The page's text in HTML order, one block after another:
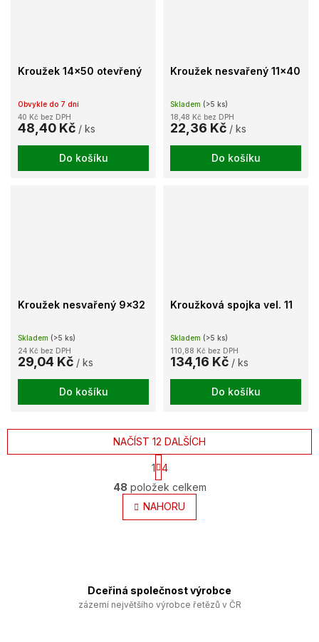
Kroužek 14x50 otevřený
Obvykle do 7 dní
40 Kč bez DPH
48,40 Kč / ks
Do košíku
Kroužek nesvařený 11x40
Skladem (>5 ks)
18,48 Kč bez DPH
22,36 Kč / ks
Do košíku
Kroužek nesvařený 9x32
Skladem (>5 ks)
24 Kč bez DPH
29,04 Kč / ks
Do košíku
Kroužková spojka vel. 11
Skladem (>5 ks)
110,88 Kč bez DPH
134,16 Kč / ks
Do košíku
O
v
l
á
p
r
NAČÍST 12 DALŠÍCH
S
t
r
á
n
k
1 4
48 položek celkem
NAHORU
Dceřiná společnost výrobce
zázemí největšího výrobce řetězů v ČR